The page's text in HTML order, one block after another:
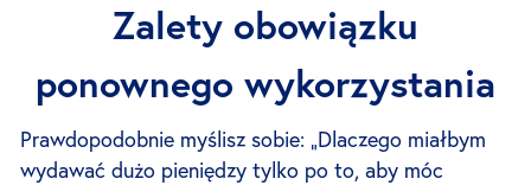
Zalety obowiązku
ponownego wykorzystania
Prawdopodobnie myślisz sobie: „Dlaczego miałbym
wydawać dużo pieniędzy tylko po to, aby móc